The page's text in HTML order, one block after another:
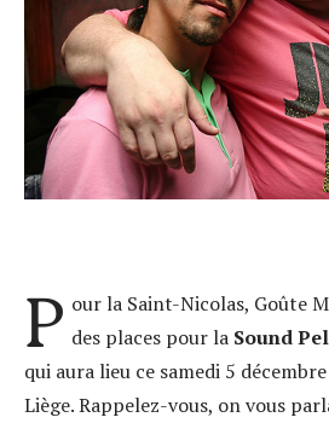
P our la Saint-Nicolas, Goûte
des places pour la Sound
qui aura lieu ce samedi 5
Liège. Rappelez-vous, on vous